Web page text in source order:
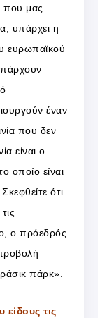
που μας
υπάρχει η
ευρωπαϊκού
έναν
που δεν
είναι ο
οποίο είναι
ότι
ο πρόεδρός
πάρκ».
τις